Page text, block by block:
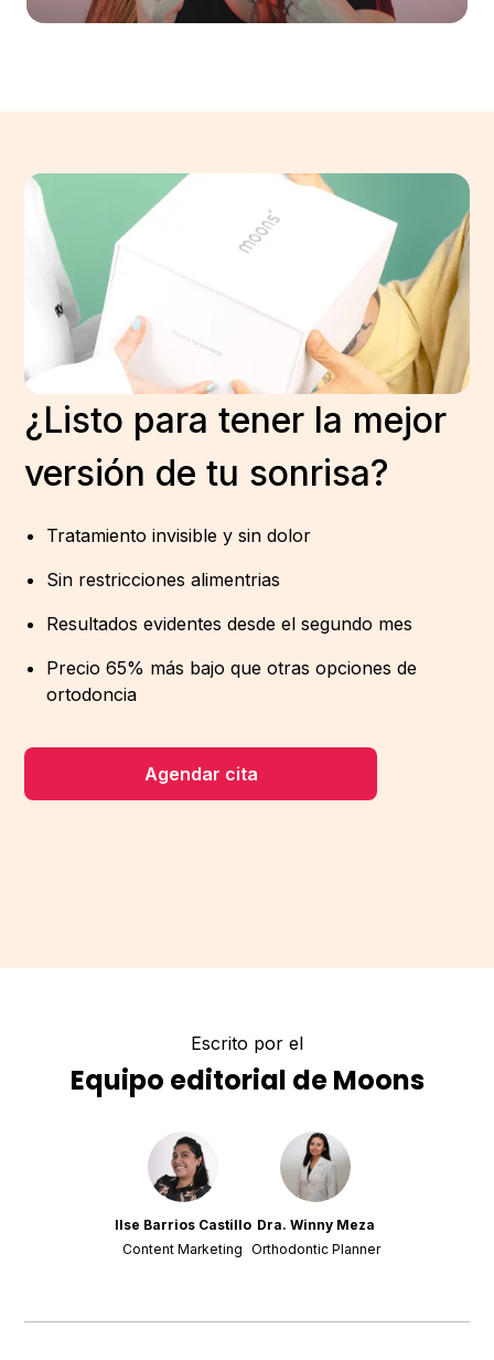
¿Listo para tener la mejor
versión de tu sonrisa?
Tratamiento invisible y sin dolor
Sin restricciones alimentrias
Resultados evidentes desde el segundo mes
Precio 65% más bajo que otras opciones de
ortodoncia
Agendar cita
Escrito por el
Equipo editorial de Moons
Ilse Barrios Castillo
Content Marketing
Dra. Winny Meza
Orthodontic Planner